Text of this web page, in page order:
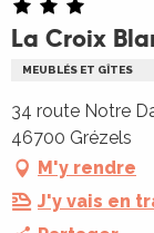
La Croix
MEUBLÉS ET GÎTES
34 route Notre
46700 Grézels
M'y rendre
J'y vais en